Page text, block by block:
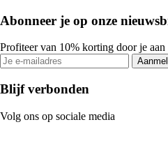
Abonneer je op onze
Profiteer van 10% korting door je
Blijf verbonden
Volg ons op sociale media